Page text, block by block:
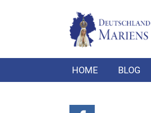
HOME BLOG